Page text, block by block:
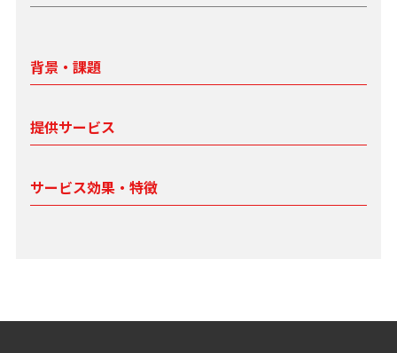
背景・課題
提供サービス
サービス効果・特徴